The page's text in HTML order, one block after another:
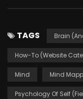
– SoundCloud:
4187-ac68-
Wersja audio:
TAGS Brain
How-To (Website
Mind Mind
Psychology Of Self